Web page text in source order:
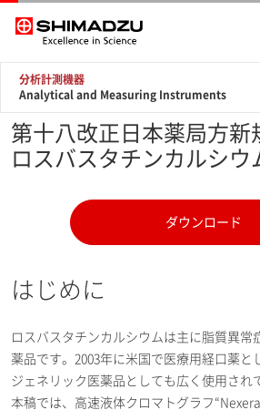
分析計測機器
Analytical and Measuring Instruments
第十八改正日本薬局方新
ロスバスタチンカルシウ
ダウンロード
はじめに
ロスバスタチンカルシウムは主に脂質異常
薬品です。2003年に米国で医療用経口薬と
ジェネリック医薬品としても広く使用され
本稿では、高速液体クロマトグラフ